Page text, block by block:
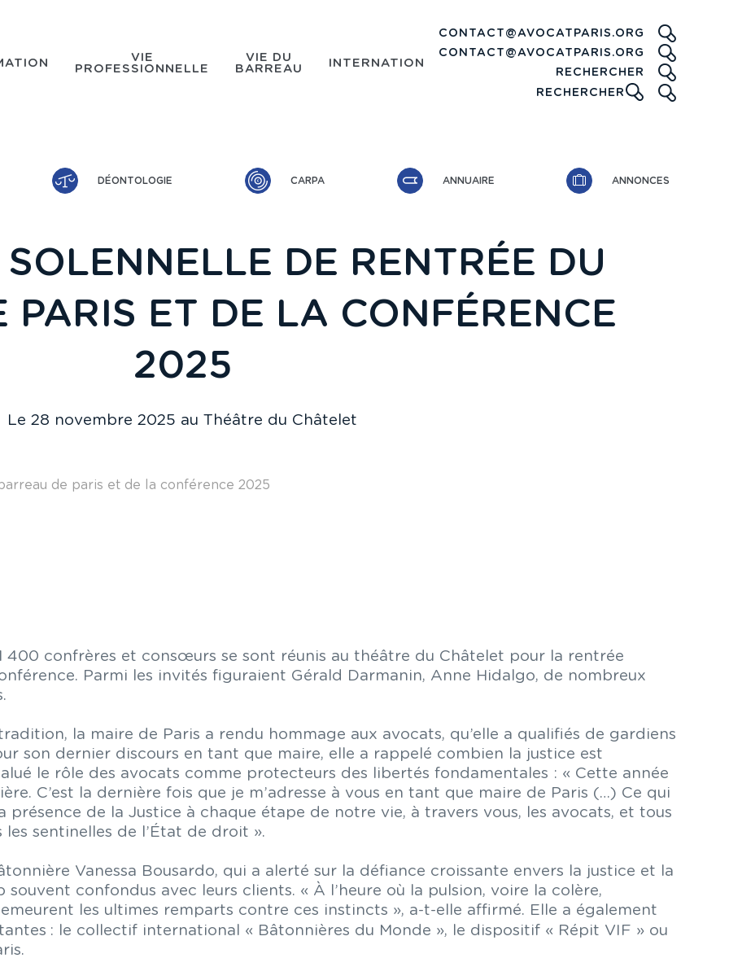
VIE
PROFESSIONNELLE
VIE DU
BARREAU
INTERNATIONAL
CONTACT@AVOCATPARIS.ORG
CONTACT@AVOCATPARIS.ORG
RECHERCHER
RECHERCHER ICONE
DÉONTOLOGIE CARPA ANNUAIRE ANNONCES
DE RENTRÉE DU
PARIS ET DE LA CONFÉRENCE
2025
Le 28 novembre 2025 au Théâtre du Châtelet
de paris et de la conférence 2025
400 confrères et consœurs se sont réunis au théâtre du Châtelet pour la rentrée
Parmi les invités figuraient Gérald Darmanin, Anne Hidalgo, de nombreux
la maire de Paris a rendu hommage aux avocats, qu’elle a qualifiés de gardiens
son dernier discours en tant que maire, elle a rappelé combien la justice est
le rôle des avocats comme protecteurs des libertés fondamentales : « Cette année
C’est la dernière fois que je m’adresse à vous en tant que maire de Paris (…) Ce qui
présence de la Justice à chaque étape de notre vie, à travers vous, les avocats, et tous
sentinelles de l’État de droit ».
Vanessa Bousardo, qui a alerté sur la défiance croissante envers la justice et la
confondus avec leurs clients. « À l’heure où la pulsion, voire la colère,
les ultimes remparts contre ces instincts », a-t-elle affirmé. Elle a également
: le collectif international « Bâtonnières du Monde », le dispositif « Répit VIF » ou